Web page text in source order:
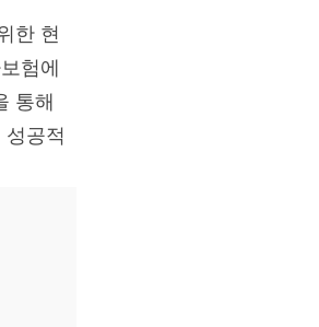
한 현
험에
통해
성공적